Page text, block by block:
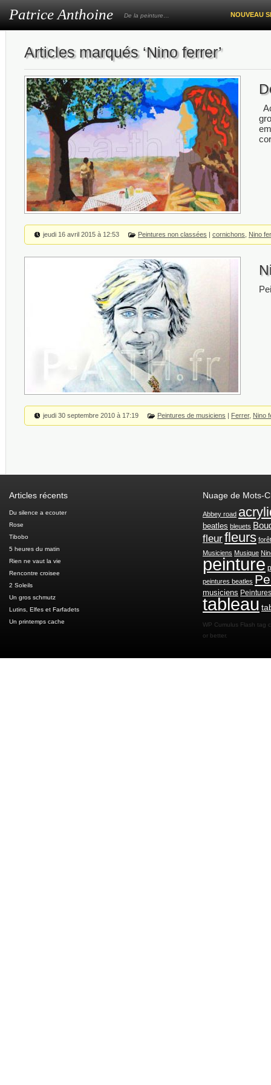
Patrice Anthoine De la peinture… NOUVEAU
Articles marqués ‘Nino ferrer’
jeudi 16 avril 2015 à 12:53 Peintures non classées cornichons Nino
jeudi 30 septembre 2010 à 17:19 Peintures de musiciens | Ferrer, Nino
Articles récents
Du silence a ecouter
Rose
Tibobo
5 heures du matin
Rien ne vaut la vie
Rencontre croisee
2 Soleils
Un gros schmutz
Lutins, Elfes et Farfadets
Un printemps cache
Nuage de Mots-
Abbey road
beatles bleuets
fleurfleurs forêt
Musiciens Musique
peinture
peintures beatles
musiciens
tableau
WP Cumulus Flash tag
or better.